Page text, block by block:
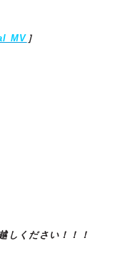
MV ］
しください！！！